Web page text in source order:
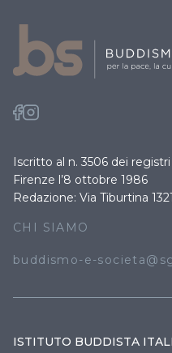
Iscritto al n. 3506 dei
Firenze l’8 ottobre 1986
Redazione: Via Tiburtina
CHI SIAMO
buddismo-e-
ISTITUTO BUDDISTA